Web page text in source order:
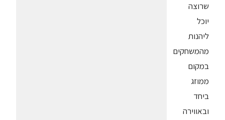
שרוצה
יוכל
ליהנות
מהמשחקים
במקום
ממוזג
ביחד
ובאווירה